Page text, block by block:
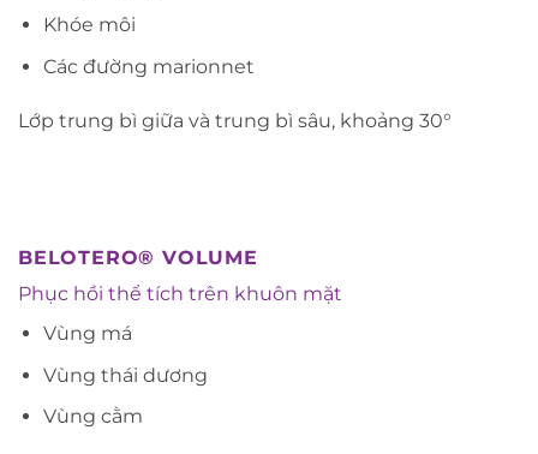
Khóe môi
Các đường marionnet
Lớp trung bì giữa và trung bì sâu, khoảng 30°
BELOTERO® VOLUME
Phục hồi thể tích trên khuôn mặt
Vùng má
Vùng thái dương
Vùng cằm